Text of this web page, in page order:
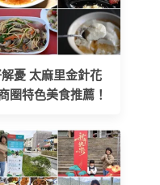
憂 太麻里金針花
圈特色美食推薦！